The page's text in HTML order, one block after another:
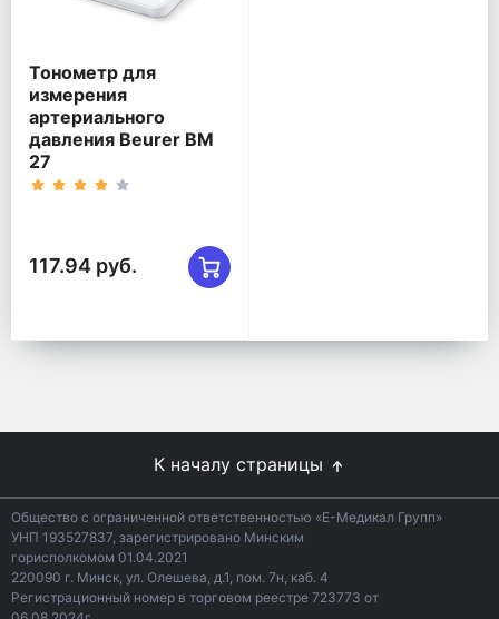
Тонометр для
измерения
артериального
давления Beurer BM
27
117.94 руб.
К началу страницы
Общество с ограниченной ответственностью «Е-Медикал Групп»
УНП 193527837, зарегистрировано Минским
горисполкомом 01.04.2021
220090 г. Минск, ул. Олешева, д.1, пом. 7н, каб. 4
Регистрационный номер в торговом реестре 723773 от